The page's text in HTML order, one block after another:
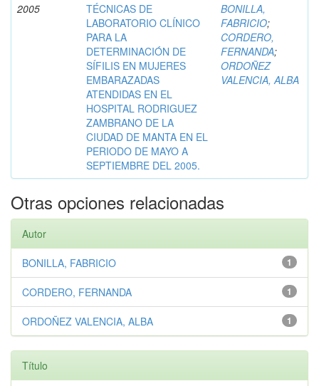
2005
TÉCNICAS DE
LABORATORIO CLÍNICO
PARA LA
DETERMINACIÓN DE
SÍFILIS EN MUJERES
EMBARAZADAS
ATENDIDAS EN EL
HOSPITAL RODRIGUEZ
ZAMBRANO DE LA
CIUDAD DE MANTA EN EL
PERIODO DE MAYO A
SEPTIEMBRE DEL 2005.
BONILLA,
FABRICIO;
CORDERO,
FERNANDA;
ORDOÑEZ
VALENCIA, ALBA
Otras opciones relacionadas
Autor
1
BONILLA, FABRICIO
1
CORDERO, FERNANDA
1
ORDOÑEZ VALENCIA, ALBA
Título